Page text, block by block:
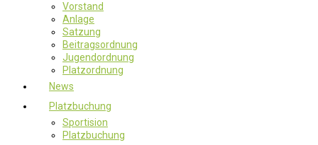
Vorstand
Anlage
Satzung
Beitragsordnung
Jugendordnung
Platzordnung
News
Platzbuchung
Sportision
Platzbuchung